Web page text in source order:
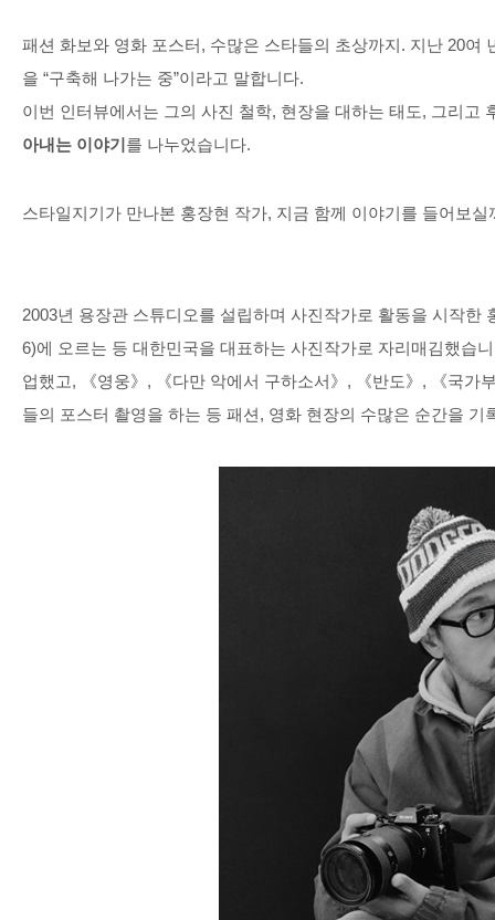
패션 화보와 영화 포스터, 수많은 스타들의 초상까지. 지난 20여
을 “구축해 나가는 중”이라고 말합니다.
이번 인터뷰에서는 그의 사진 철학, 현장을 대하는 태도, 그리고
아내는 이야기를 나누었습니다.
스타일지기가 만나본 홍장현 작가, 지금 함께 이야기를 들어보실
2003년 용장관 스튜디오를 설립하며 사진작가로 활동을 시작
6)에 오르는 등 대한민국을 대표하는 사진작가로 자리매김했습
업했고, 《영웅》 , 《다만 악에서 구하소서》 , 《반도》 ,
《국가
들의 포스터 촬영을 하는 등 패션, 영화 현장의 수많은 순간을 기